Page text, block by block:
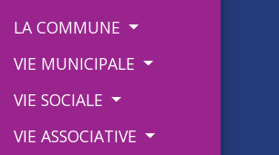
LA COMMUNE
VIE MUNICIPALE
VIE SOCIALE
VIE ASSOCIATIVE